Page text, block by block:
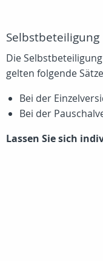
Selbstbeteiligung
Die
gelten folgende
Bei der
Bei der
Lassen Sie sich